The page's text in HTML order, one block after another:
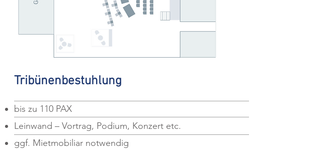
Tribünenbestuhlung
bis zu 110 PAX
Leinwand – Vortrag, Podium, Konzert etc.
ggf. Mietmobiliar notwendig